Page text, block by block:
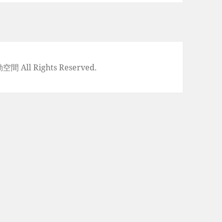
間 All Rights Reserved.